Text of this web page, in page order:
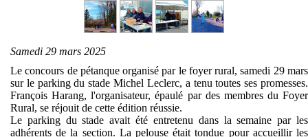
Samedi 29 mars 2025
Le concours de pétanque organisé par le foyer rural, samedi 29 mars
sur le parking du stade Michel Leclerc, a tenu toutes ses promesses.
François Harang, l'organisateur, épaulé par des membres du Foyer
Rural, se réjouit de cette édition réussie.
Le parking du stade avait été entretenu dans la semaine par les
adhérents de la section. La pelouse était tondue pour accueillir les